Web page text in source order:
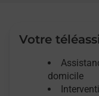
Votre
domicile